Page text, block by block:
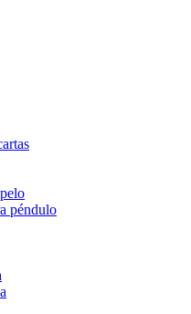
péndulo